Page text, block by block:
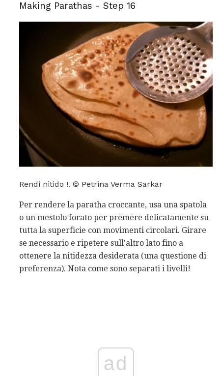
Making Parathas - Step 16
Rendi nitido !. © Petrina Verma Sarkar
Per rendere la paratha croccante, usa una spatola
o un mestolo forato per premere delicatamente su
tutta la superficie con movimenti circolari. Girare
se necessario e ripetere sull'altro lato fino a
ottenere la nitidezza desiderata (una questione di
preferenza). Nota come sono separati i livelli!
ad